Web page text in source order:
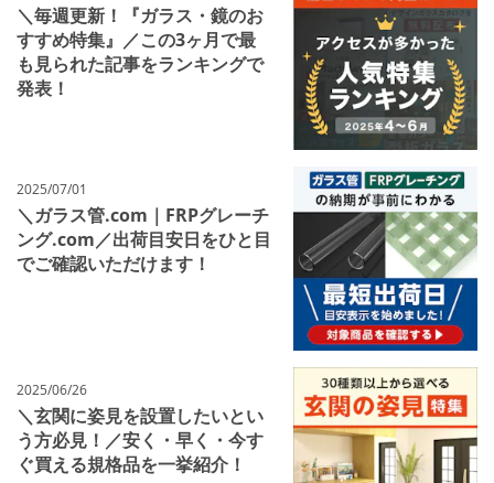
＼毎週更新！『ガラス・鏡のお
すすめ特集』／この3ヶ月で最
も見られた記事をランキングで
発表！
＼ガラス管.com｜FRPグレーチ
ング.com／出荷目安日をひと目
でご確認いただけます！
2025/07/01
＼玄関に姿見を設置したいとい
う方必見！／安く・早く・今す
ぐ買える規格品を一挙紹介！
2025/06/26